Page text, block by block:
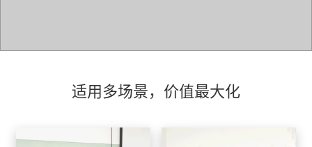
适用多场景，价值最大化